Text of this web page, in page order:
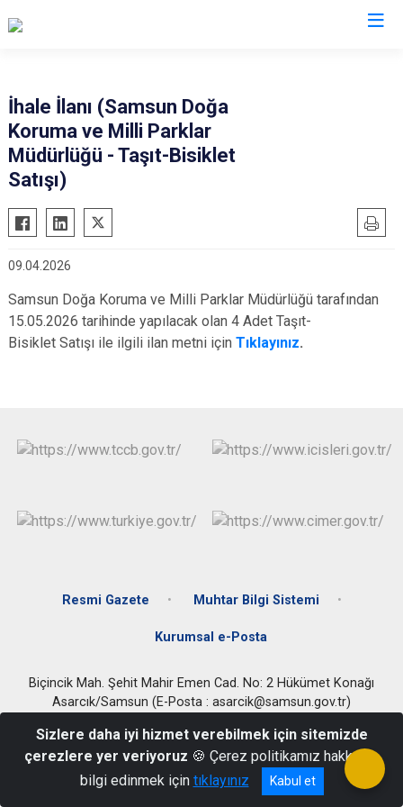
19 Mayıs
Alaçam
Ayvacık
Havza
Kavak
Canik
İlkadım
İhale İlanı (Samsun Doğa
Koruma ve Milli Parklar
Müdürlüğü - Taşıt-Bisiklet
Satışı)
09.04.2026
Samsun Doğa Koruma ve Milli Parklar Müdürlüğü tarafından
15.05.2026 tarihinde yapılacak olan 4 Adet Taşıt-
Bisiklet Satışı ile ilgili ilan metni için Tıklayınız.
Resmi Gazete Muhtar Bilgi Sistemi
Kurumsal e-Posta
Biçincik Mah. Şehit Mahir Emen Cad. No: 2 Hükümet Konağı
Asarcık/Samsun (E-Posta : asarcik@samsun.gov.tr)
+90 (362) 791 22 21
Sizlere daha iyi hizmet verebilmek için sitemizde
çerezlere yer veriyoruz 🍪 Çerez politikamız hakkında
bilgi edinmek için tıklayınız Kabul et